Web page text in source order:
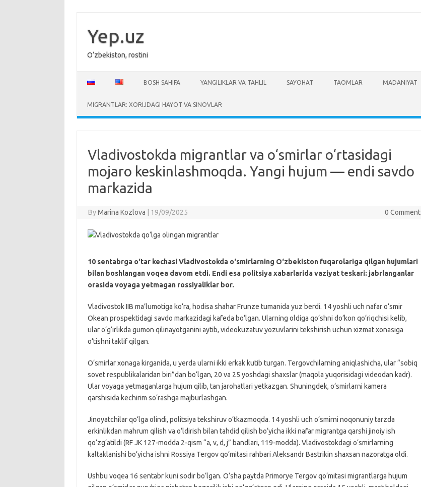
content
Yep.uz
O‘zbekiston, rostini
BOSH SAHIFA YANGILIKLAR VA TAHLIL SAYOHAT TAOMLAR MADANIYAT
MIGRANTLAR: XORIJDAGI HAYOT VA SINOVLAR
Vladivostokda migrantlar va o‘smirlar o‘rtasidagi
mojaro keskinlashmoqda. Yangi hujum — endi savdo
markazida
By Marina Kozlova 19/09/2025 0 Comment
10 sentabrga o‘tar kechasi Vladivostokda o‘smirlarning O‘zbekiston fuqarolariga qilgan hujumlari
bilan boshlangan voqea davom etdi. Endi esa politsiya xabarlarida vaziyat teskari: jabrlanganlar
orasida voyaga yetmagan rossiyaliklar bor.
Vladivostok IIB ma’lumotiga ko‘ra, hodisa shahar Frunze tumanida yuz berdi. 14 yoshli uch nafar o‘smir
Okean prospektidagi savdo markazidagi kafeda bo‘lgan. Ularning oldiga qo‘shni do‘kon qo‘riqchisi kelib,
ular o‘g‘irlikda gumon qilinayotganini aytib, videokuzatuv yozuvlarini tekshirish uchun xizmat xonasiga
o‘tishni taklif qilgan.
O‘smirlar xonaga kirganida, u yerda ularni ikki erkak kutib turgan. Tergovchilarning aniqlashicha, ular “sobiq
sovet respublikalaridan biri”dan bo‘lgan, 20 va 25 yoshdagi shaxslar (maqola yuqorisidagi videodan kadr).
Ular voyaga yetmaganlarga hujum qilib, tan jarohatlari yetkazgan. Shuningdek, o‘smirlarni kamera
qarshisida kechirim so‘rashga majburlashgan.
Jinoyatchilar qo‘lga olindi, politsiya tekshiruv o‘tkazmoqda. 14 yoshli uch o‘smirni noqonuniy tarzda
erkinlikdan mahrum qilish va o‘ldirish bilan tahdid qilish bo‘yicha ikki nafar migrantga qarshi jinoiy ish
qo‘zg‘atildi (RF JK 127-modda 2-qism “a, v, d, j” bandlari, 119-modda). Vladivostokdagi o‘smirlarning
kaltaklanishi bo‘yicha ishni Rossiya Tergov qo‘mitasi rahbari Aleksandr Bastrikin shaxsan nazoratga oldi.
Ushbu voqea 16 sentabr kuni sodir bo‘lgan. O‘sha paytda Primorye Tergov qo‘mitasi migrantlarga hujum